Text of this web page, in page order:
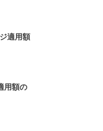
適用額
用額の